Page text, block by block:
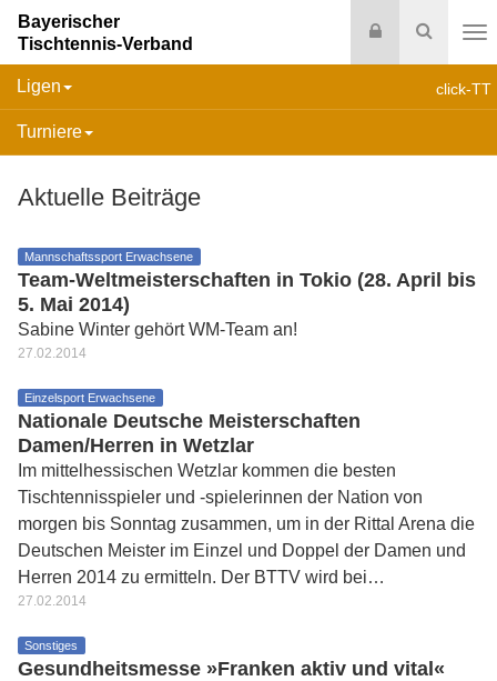
Suche
Login
Bayerischer
Tischtennis-Verband
click-TT
Ligen
Turniere
Aktuelle Beiträge
Mannschaftssport Erwachsene
Team-Weltmeisterschaften in Tokio (28. April bis
5. Mai 2014)
Sabine Winter gehört WM-Team an!
27.02.2014
Einzelsport Erwachsene
Nationale Deutsche Meisterschaften
Damen/Herren in Wetzlar
Im mittelhessischen Wetzlar kommen die besten
Tischtennisspieler und -spielerinnen der Nation von
morgen bis Sonntag zusammen, um in der Rittal Arena die
Deutschen Meister im Einzel und Doppel der Damen und
Herren 2014 zu ermitteln. Der BTTV wird bei…
27.02.2014
Sonstiges
Gesundheitsmesse »Franken aktiv und vital«